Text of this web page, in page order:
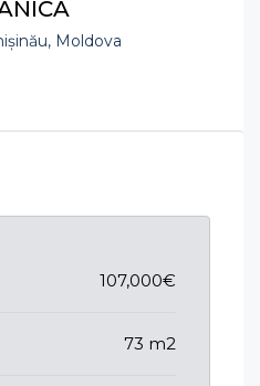
Moldova
107,000€
73 m2